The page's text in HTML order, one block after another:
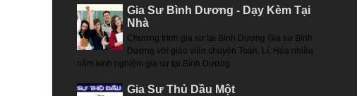
Gia Sư Bình Dương - Dạy Kèm Tại
Nhà
Chương trình gia sư tại Bình Dương Gia sư Bình
Dương với giáo viên chuyên Toán, Lí, Hóa nhiều
năm kinh nghiệm gia sư tại Bình Dương . ...
Gia Sư Thủ Dầu Một